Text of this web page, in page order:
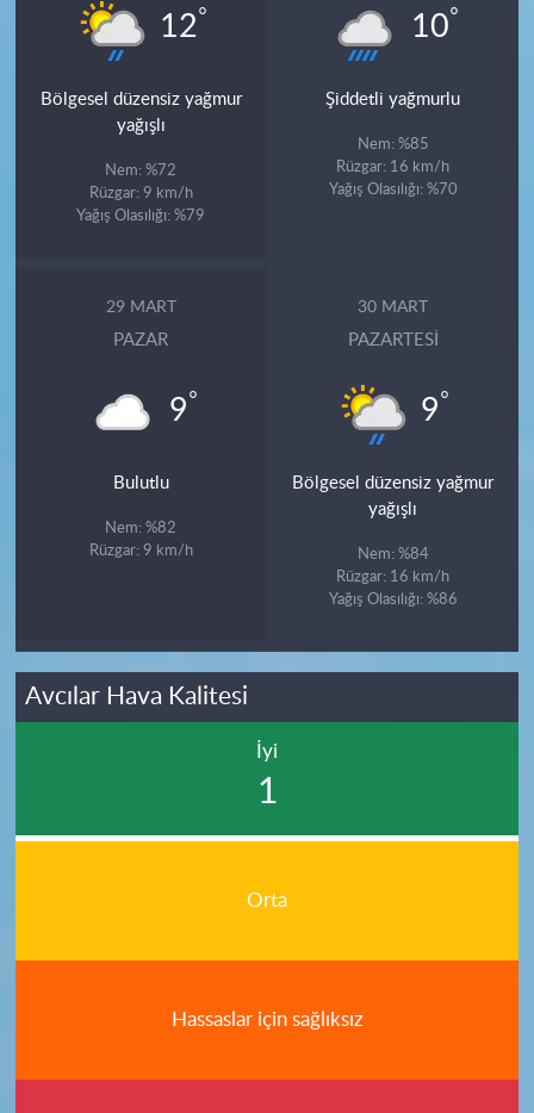
12°
Bölgesel düzensiz yağmur
yağışlı
Nem: %72
Rüzgar: 9 km/h
Yağış Olasılığı: %79
10°
Şiddetli yağmurlu
Nem: %85
Rüzgar: 16 km/h
Yağış Olasılığı: %70
29 MART
PAZAR
9°
Bulutlu
Nem: %82
Rüzgar: 9 km/h
30 MART
PAZARTESI
9°
Bölgesel düzensiz yağmur
yağışlı
Nem: %84
Rüzgar: 16 km/h
Yağış Olasılığı: %86
Avcılar Hava Kalitesi
İyi
1
Orta
Hassaslar için sağlıksız